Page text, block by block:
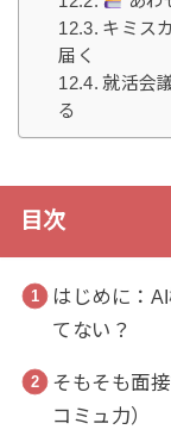
キミス
届く
就活会
る
目次
はじめに：
てない？
そもそも面
コミュ力）